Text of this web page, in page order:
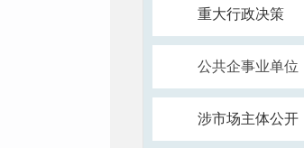
重大行政决策
公共企事业单位
涉市场主体公开